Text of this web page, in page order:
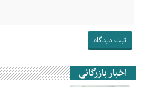
اخبار بازرگانی